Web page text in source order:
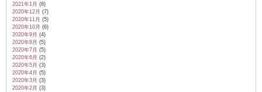
2021年1月 (8)
2020年12月 (7)
2020年11月 (5)
2020年10月 (6)
2020年9月 (4)
2020年8月 (5)
2020年7月 (5)
2020年6月 (2)
2020年5月 (3)
2020年4月 (5)
2020年3月 (3)
2020年2月 (3)